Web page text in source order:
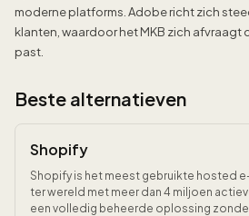
moderne platforms. Adobe richt zich
klanten, waardoor het MKB zich afvraagt
past.
Beste alternatieven
Shopify
Shopify is het meest gebruikte hosted
ter wereld met meer dan 4 miljoen
een volledig beheerde oplossing